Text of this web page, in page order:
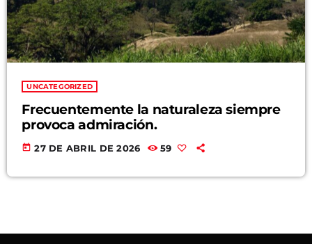
UNCATEGORIZED
Frecuentemente la naturaleza siempre
provoca admiración.
today 27 DE ABRIL DE 2026 59